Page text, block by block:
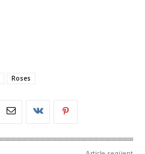
Roses